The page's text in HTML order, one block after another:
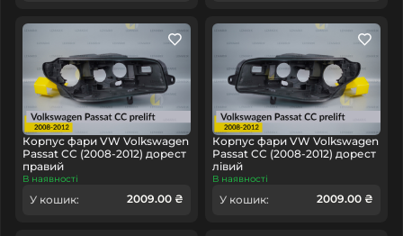
Корпус фари VW Volkswagen
Passat CC (2008-2012) дорест
правий
В наявності
У кошик: 2009.00 ₴
Корпус фари VW Volkswagen
Passat CC (2008-2012) дорест
лівий
В наявності
У кошик: 2009.00 ₴